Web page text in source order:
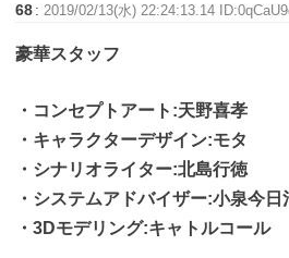
68 :2019/02/13(水) 22:24:13.14
豪華スタッフ
・コンセプトアート:天野喜孝
・キャラクターデザイン:モタ
・シナリオライター:北島行徳
・システムアドバイザー:小泉今日
・3Dモデリング:キャトルコール